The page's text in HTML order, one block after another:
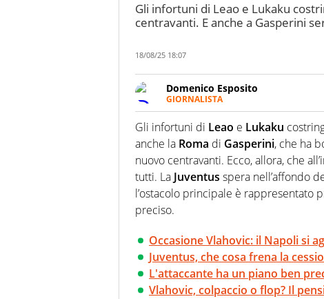
Gli infortuni di Leao e Lukaku
centravanti. E anche a Gasperini
18/08/25 18:07
Domenico Esposito
GIORNALISTA
Da vent’anni in campo e sul
Passione smisurata per il calcio
guai a dirgli di no
Gli infortuni di Leao e Lukaku
anche la Roma di Gasperini, che ha
nuovo centravanti. Ecco, allora, che
tutti. La Juventus spera nell’affondo
l’ostacolo principale è rappresentato
preciso.
Occasione Vlahovic: il Napoli si
Juventus, che cosa frena la
L'attaccante ha un piano ben
Vlahovic, colpaccio o flop? Il